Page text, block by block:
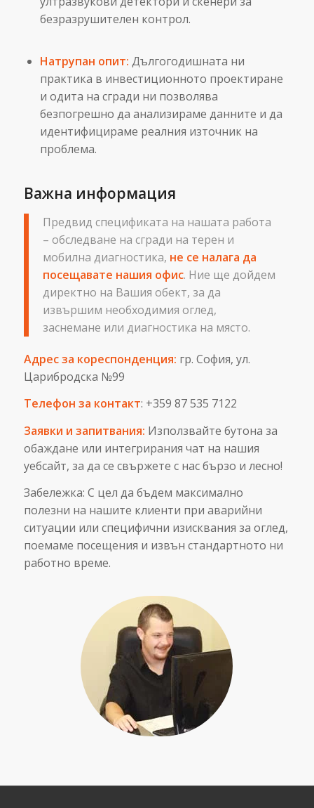
безразрушителен контрол.
Натрупан опит: Дългогодишната ни
практика в инвестиционното проектиране
и одита на сгради ни позволява
безпогрешно да анализираме данните и да
идентифицираме реалния източник на
проблема.
Важна информация
Предвид спецификата на нашата работа
– обследване на сгради на терен и
мобилна диагностика, не се налага да
посещавате нашия офис. Ние ще дойдем
директно на Вашия обект, за да
извършим необходимия оглед,
заснемане или диагностика на място.
Адрес за кореспонденция: гр. София, ул.
Царибродска №99
Телефон за контакт: +359 87 535 7122
Заявки и запитвания: Използвайте бутона за
обаждане или интегрирания чат на нашия
уебсайт, за да се свържете с нас бързо и лесно!
Забележка: С цел да бъдем максимално
полезни на нашите клиенти при аварийни
ситуации или специфични изисквания за оглед,
поемаме посещения и извън стандартното ни
работно време.